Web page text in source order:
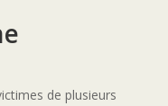
de plusieurs